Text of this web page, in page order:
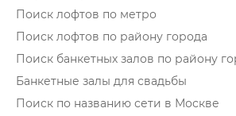
Поиск лофтов по метро
Поиск лофтов по району города
Поиск банкетных залов по району
Банкетные залы для свадьбы
Поиск по названию сети в Москве